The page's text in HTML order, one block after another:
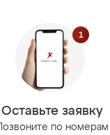
Оставьте заявку
Позвоните по номерам